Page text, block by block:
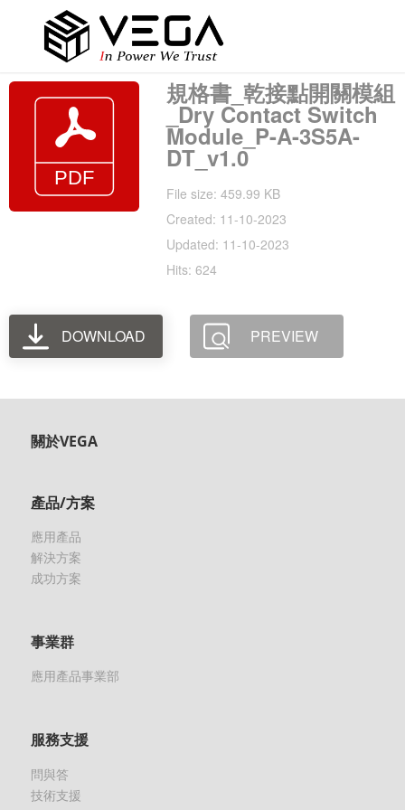
規格書_乾接點開關模組
_Dry Contact Switch
Module_P-A-3S5A-
DT_v1.0
File size: 459.99 KB
Created: 11-10-2023
Updated: 11-10-2023
Hits: 624
DOWNLOAD PREVIEW
關於VEGA
產品/方案
應用產品
解決方案
成功方案
事業群
應用產品事業部
服務支援
問與答
技術支援